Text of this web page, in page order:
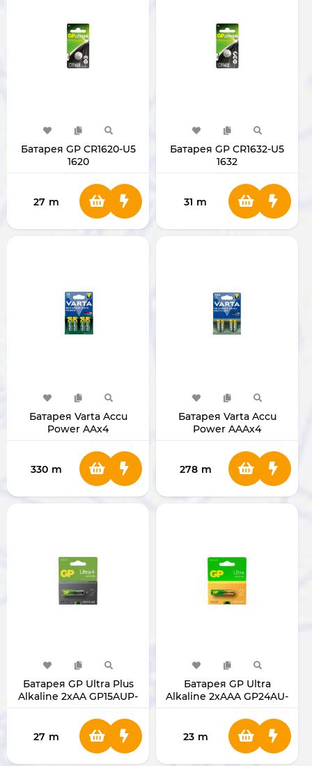
Батарея GP CR1620-U5
1620
27 m
Батарея GP CR1632-U5
1632
31 m
Батарея Varta Accu
Power AAx4
330 m
Батарея Varta Accu
Power AAAx4
278 m
Батарея GP Ultra Plus
Alkaline 2xAA GP15AUP-
27 m
Батарея GP Ultra
Alkaline 2xAAA GP24AU-
23 m